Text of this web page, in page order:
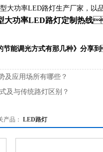
大功率LED路灯生产厂家，以
大功率LED路灯定制热线
能调光方式有那几种》分享到
应用场所有哪些？
与传统路灯区别？
： LED路灯